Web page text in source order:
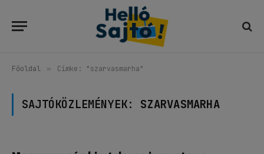
Főoldal » Címke: "szarvasmarha"
SAJTÓKÖZLEMÉNYEK: SZARVASMARHA